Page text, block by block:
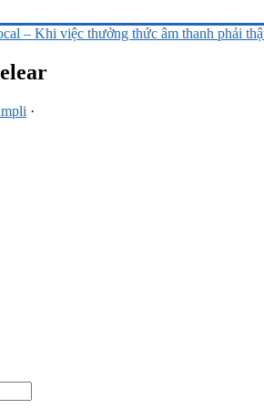
– Khi việc thưởng thức âm thanh phải
·